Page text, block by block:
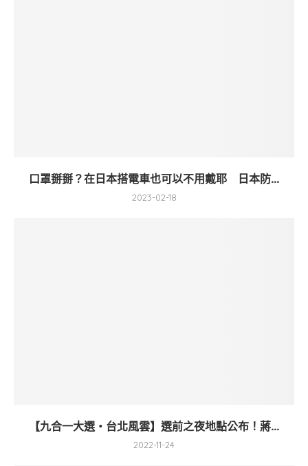
口罩掰掰？在日本搭電車也可以不用戴耶 日本防...
2023-02-18
【九合一大選・台北風雲】選前之夜地點公布！蔣...
2022-11-24